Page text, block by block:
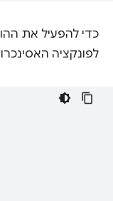
כדי להפעיל את
לפונקציה